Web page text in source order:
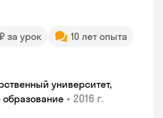
за урок
10 лет опыта
университет,
образование • 2016 г.